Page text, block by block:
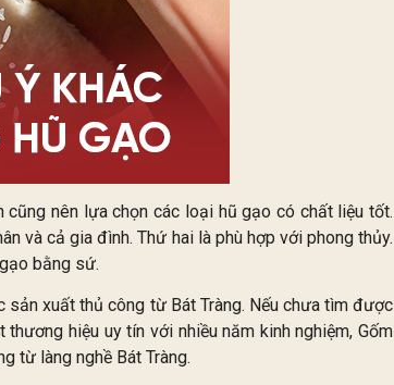
nên lựa chọn các loại hũ gạo có chất liệu tốt.
và cả gia đình. Thứ hai là phù hợp với phong thủy.
bằng sứ.
xuất thủ công từ Bát Tràng. Nếu chưa tìm được
hiệu uy tín với nhiều năm kinh nghiệm, Gốm
từ làng nghề Bát Tràng.